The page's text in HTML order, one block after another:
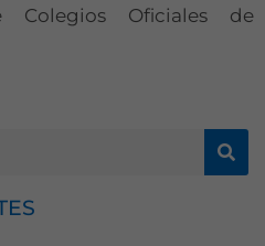
Colegios Oficiales de